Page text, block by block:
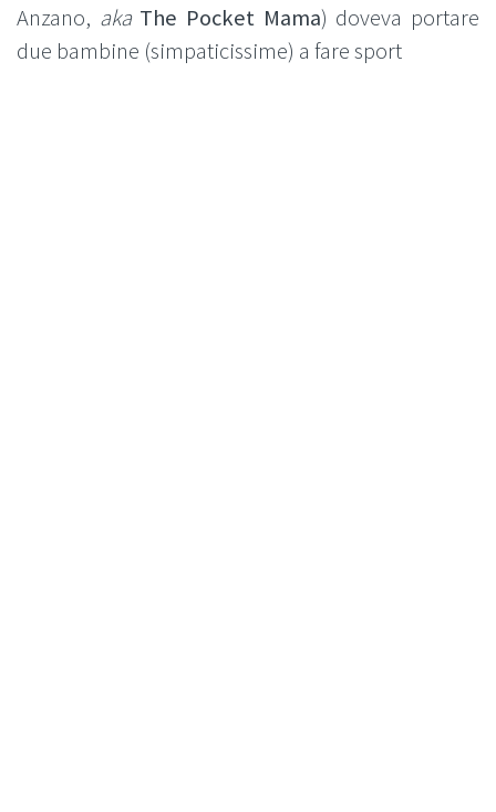
Anzano, aka The Pocket Mama) doveva portare
due bambine (simpaticissime) a fare sport